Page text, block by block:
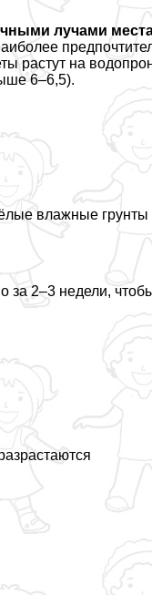
лучами
растут на
6–6,5).
влажные грунты
за 2–3 недели,